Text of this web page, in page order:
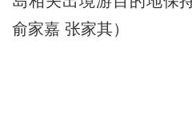
俞家嘉 张家其）